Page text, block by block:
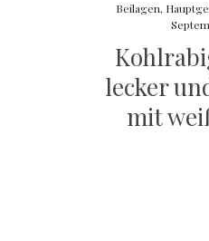
Beilagen,
lecker
mit